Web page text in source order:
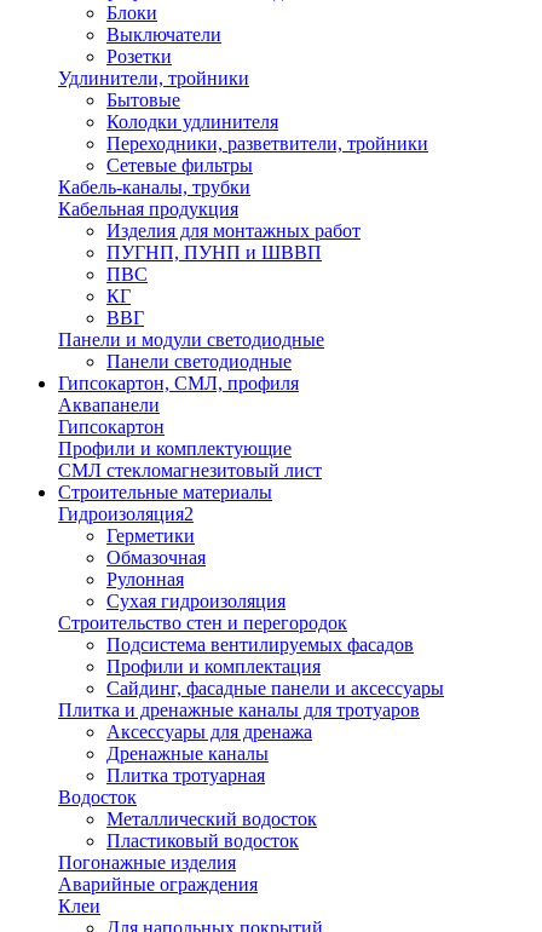
Блоки
Выключатели
Розетки
Удлинители, тройники
Бытовые
Колодки удлинителя
Переходники, разветвители, тройники
Сетевые фильтры
Кабель-каналы, трубки
Кабельная продукция
Изделия для монтажных работ
ПУГНП, ПУНП и ШВВП
ПВС
КГ
ВВГ
Панели и модули светодиодные
Панели светодиодные
Гипсокартон, СМЛ, профиля
Аквапанели
Гипсокартон
Профили и комплектующие
СМЛ стекломагнезитовый лист
Строительные материалы
Гидроизоляция2
Герметики
Обмазочная
Рулонная
Сухая гидроизоляция
Строительство стен и перегородок
Подсистема вентилируемых фасадов
Профили и комплектация
Сайдинг, фасадные панели и аксессуары
Плитка и дренажные каналы для тротуаров
Аксессуары для дренажа
Дренажные каналы
Плитка тротуарная
Водосток
Металлический водосток
Пластиковый водосток
Погонажные изделия
Аварийные ограждения
Клеи
Для напольных покрытий